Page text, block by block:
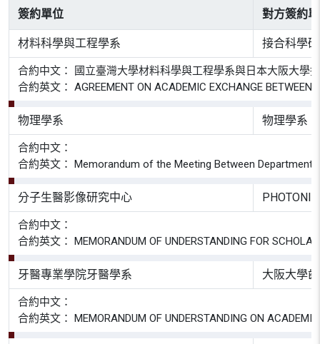
簽約單位 對方簽約
材料科學與工程學系 接合科學
合約中文： 國立臺灣大學材料科學與工程學系與日本大阪大學
合約英文： AGREEMENT ON ACADEMIC EXCHANGE BETWEEN
物理學系 物理學系
合約中文：
合約英文： Memorandum of the Meeting Between Department
分子生醫影像研究中心
合約中文：
合約英文： MEMORANDUM OF UNDERSTANDING FOR
牙醫專業學院牙醫學系 大阪大學
合約中文：
合約英文： MEMORANDUM OF UNDERSTANDING ON